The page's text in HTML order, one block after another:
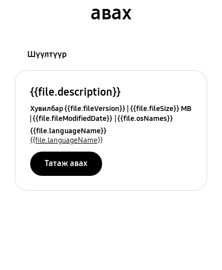
авах
Шүүлтүүр
{{file.description}}
Хувилбар {{file.fileVersion}} {{file.fileSize}} MB
{{file.fileModifiedDate}} {{file.osNames}}
{{file.languageName}}
{{file.languageName}}
Татаж авах